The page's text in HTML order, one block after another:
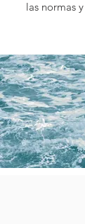
las normas